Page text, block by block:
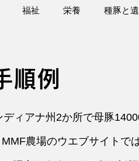
福祉 栄養 種豚と
順例
ィアナ州2か所で母豚
農場のウエブサイトで